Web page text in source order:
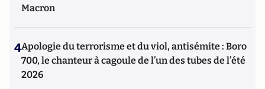
Macron
4Apologie du terrorisme et du viol, antisémite : Boro
700, le chanteur à cagoule de l’un des tubes de l’été
2026